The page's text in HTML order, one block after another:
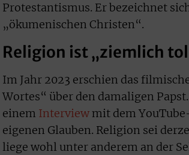
Protestantismus. Er bezeichnet
„ökumenischen Christen“.
Religion ist „ziemlich
Im Jahr 2023 erschien das
Wortes“ über den damaligen
einem Interviewmit dem
eigenen Glauben. Religion sei
liege wohl unter anderem an der